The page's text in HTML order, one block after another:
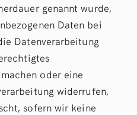
genannt wurde,
Daten bei
Datenverarbeitung
oder eine
widerrufen,
sofern wir keine